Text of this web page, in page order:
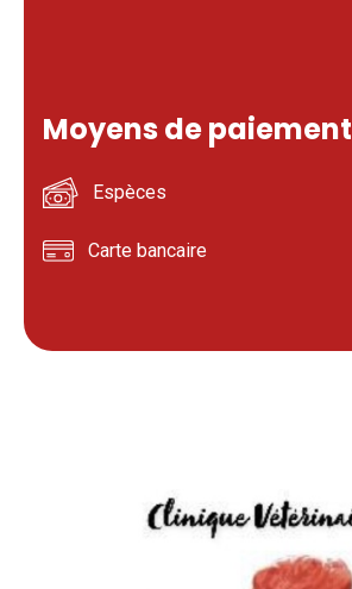
Moyens de paiement
Espèces
Carte bancaire